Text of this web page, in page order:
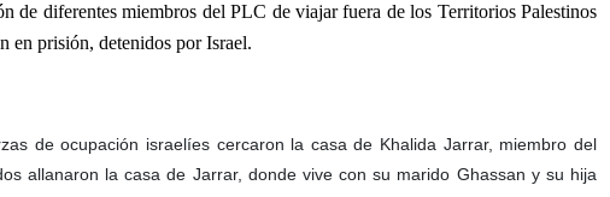
diferentes miembros del PLC de viajar fuera de los Territorios Palestinos
en prisión, detenidos por Israel.
de ocupación israelíes cercaron la casa de Khalida Jarrar, miembro del
allanaron la casa de Jarrar, donde vive con su marido Ghassan y su hija